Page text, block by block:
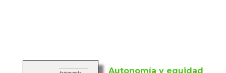
Autonomía y equidad